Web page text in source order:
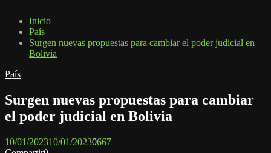
Inicio
País
Surgen nuevas propuestas para cambiar el poder judicial en
Bolivia
País
Surgen nuevas propuestas para cambiar
el poder judicial en Bolivia
10/01/202310/01/20230667